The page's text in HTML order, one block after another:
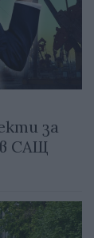
за
в САЩ